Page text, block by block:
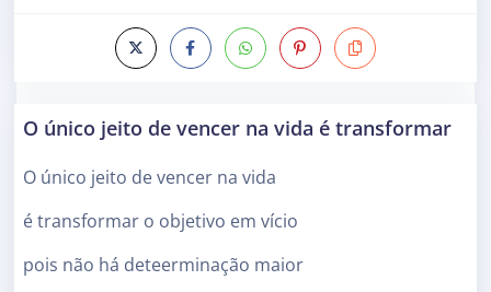
O único jeito de vencer na vida é transformar
O único jeito de vencer na vida
é transformar o objetivo em vício
pois não há deteerminação maior